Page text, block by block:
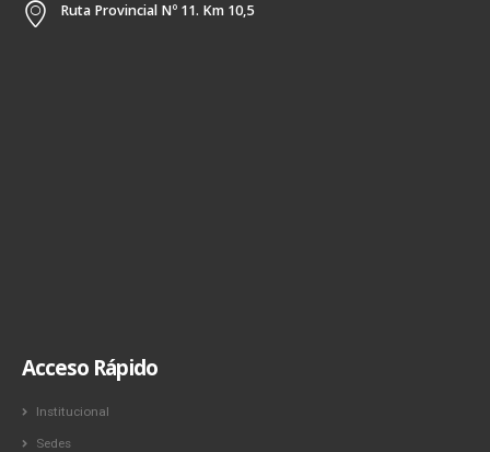
Ruta Provincial Nº 11. Km 10,5
Acceso Rápido
Institucional
Sedes